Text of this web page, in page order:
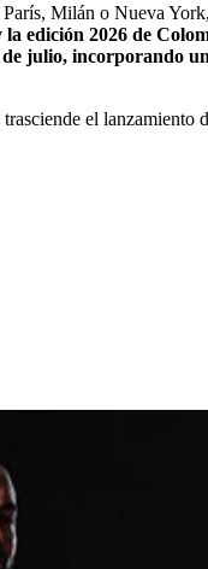
Milán o Nueva
edición 2026 de
julio, incorporando
el lanzamiento